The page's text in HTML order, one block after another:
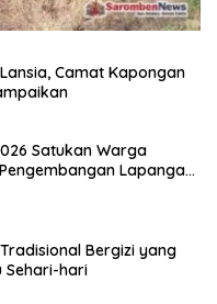
Camat Kapongan
Satukan Warga
Lapangan
Bergizi yang
Sehari-hari